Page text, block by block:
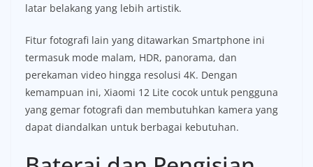
latar belakang yang lebih artistik.
Fitur fotografi lain yang ditawarkan Smartphone ini
termasuk mode malam, HDR, panorama, dan
perekaman video hingga resolusi 4K. Dengan
kemampuan ini, Xiaomi 12 Lite cocok untuk pengguna
yang gemar fotografi dan membutuhkan kamera yang
dapat diandalkan untuk berbagai kebutuhan.